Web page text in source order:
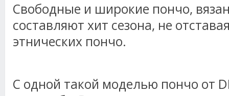
Свободные и широкие пончо,
составляют хит сезона, не
этнических пончо.
С одной такой моделью пончо от